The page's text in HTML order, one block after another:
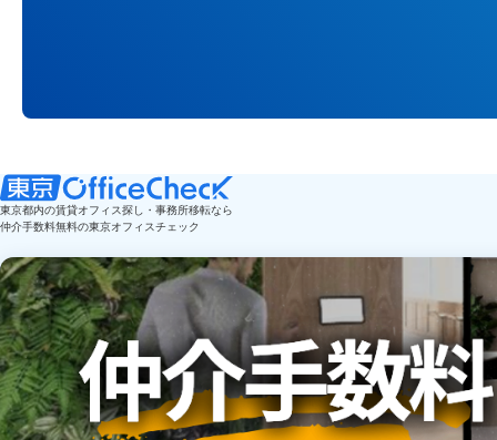
東京都内の賃貸オフィス探し・事務所移転なら
仲介手数料無料の東京オフィスチェック